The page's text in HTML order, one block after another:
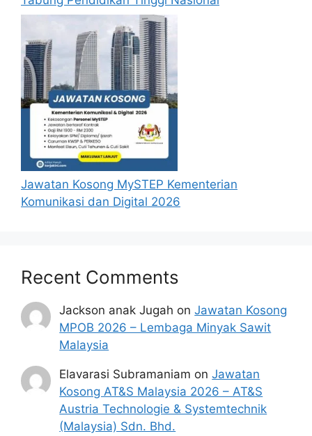
sekiranya tempoh permohonan masih
sah.
Sebelum membuat permohonan sila
pastikan andalogin/register
mengisi segala maklumat yang diminta
dengan lengkap dan tepat.
Perlu diingatkan, hanya pemohon yang
layak sahaja akan dipanggil ke
temuduga. Sila lengkapkan dan
kemaskini maklumat anda yang telah
didaftarkan. Permohonan yang tidak
menerima sebarang jawapan selepas
Jawatan Kosong MySTEP Kementerian
Komunikasi dan Digital 2026
Recent Comments
Jackson anak Jugah onJawatan Kosong
MPOB 2026 – Lembaga Minyak Sawit
Malaysia
Elavarasi Subramaniam onJawatan
Kosong AT&S Malaysia 2026 – AT&S
Austria Technologie & Systemtechnik
(Malaysia) Sdn. Bhd.